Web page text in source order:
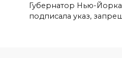
Губернатор Нью-Йорка
подписала указ,